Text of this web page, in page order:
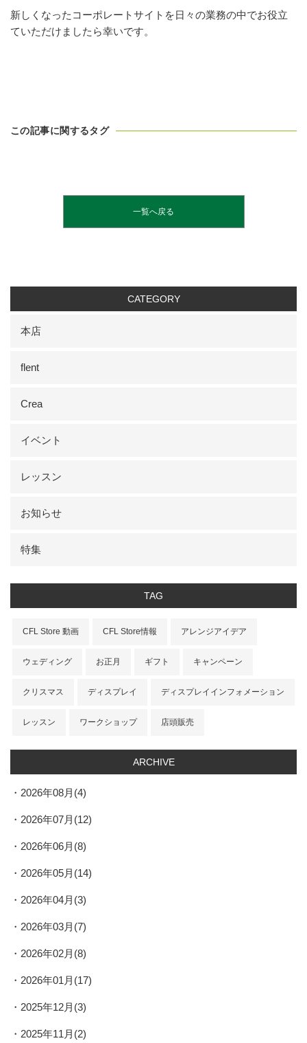
新しくなったコーポレートサイトを日々の業務の中でお役立
ていただけましたら幸いです。
この記事に関するタグ
一覧へ戻る
CATEGORY
本店
flent
Crea
イベント
レッスン
お知らせ
特集
TAG
CFL Store 動画 CFL Store情報 アレンジアイデア
ウェディング お正月 ギフト キャンペーン
クリスマス ディスプレイ ディスプレイインフォメーション
レッスン ワークショップ 店頭販売
ARCHIVE
2026年08月(4)
2026年07月(12)
2026年06月(8)
2026年05月(14)
2026年04月(3)
2026年03月(7)
2026年02月(8)
2026年01月(17)
2025年12月(3)
2025年11月(2)